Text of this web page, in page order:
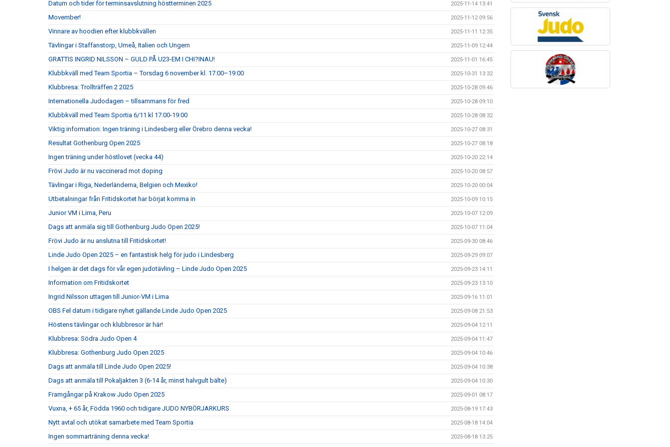
Datum och tider för terminsavslutning höstterminen 2025 2025-11-14 13:41
Movember! 2025-11-12 09:56
Vinnare av hoodien efter klubbkvällen 2025-11-11 12:35
Tävlingar i Staffanstorp, Umeå, Italien och Ungern 2025-11-09 12:44
GRATTIS INGRID NILSSON – GULD PÅ U23-EM I CHI?INAU! 2025-11-01 16:45
Klubbkväll med Team Sportia – Torsdag 6 november kl. 17:00–19:00 2025-10-31 13:32
Klubbresa: Trollträffen 2 2025 2025-10-28 09:46
Internationella Judodagen – tillsammans för fred 2025-10-28 09:10
Klubbkväll med Team Sportia 6/11 kl 17:00-19:00 2025-10-28 08:32
Viktig information: Ingen träning i Lindesberg eller Örebro denna vecka! 2025-10-27 08:31
Resultat Gothenburg Open 2025 2025-10-27 08:18
Ingen träning under höstlovet (vecka 44) 2025-10-20 22:14
Frövi Judo är nu vaccinerad mot doping 2025-10-20 08:57
Tävlingar i Riga, Nederländerna, Belgien och Mexiko! 2025-10-20 00:04
Utbetalningar från Fritidskortet har börjat komma in 2025-10-09 10:15
Junior VM i Lima, Peru 2025-10-07 12:09
Dags att anmäla sig till Gothenburg Judo Open 2025! 2025-10-07 11:04
Frövi Judo är nu anslutna till Fritidskortet! 2025-09-30 08:46
Linde Judo Open 2025 – en fantastisk helg för judo i Lindesberg 2025-09-29 09:07
I helgen är det dags för vår egen judotävling – Linde Judo Open 2025 2025-09-23 14:11
Information om Fritidskortet 2025-09-23 13:10
Ingrid Nilsson uttagen till Junior-VM i Lima 2025-09-16 11:01
OBS Fel datum i tidigare nyhet gällande Linde Judo Open 2025 2025-09-08 21:53
Höstens tävlingar och klubbresor är här! 2025-09-04 12:11
Klubbresa: Södra Judo Open 4 2025-09-04 11:47
Klubbresa: Gothenburg Judo Open 2025 2025-09-04 10:46
Dags att anmäla till Linde Judo Open 2025! 2025-09-04 10:38
Dags att anmäla till Pokaljakten 3 (6-14 år, minst halvgult bälte) 2025-09-04 10:30
Framgångar på Krakow Judo Open 2025 2025-09-01 08:17
Vuxna, + 65 år, Födda 1960 och tidigare JUDO NYBÖRJARKURS 2025-08-19 17:43
Nytt avtal och utökat samarbete med Team Sportia 2025-08-18 14:04
Ingen sommarträning denna vecka! 2025-08-18 13:25